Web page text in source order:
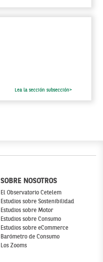
Lea la sección subsección>
SOBRE NOSOTROS
El Observatorio Cetelem
Estudios sobre Sostenibilidad
Estudios sobre Motor
Estudios sobre Consumo
Estudios sobre eCommerce
Barómetro de Consumo
Los Zooms